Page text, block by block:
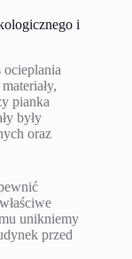
i
ocieplania
pianka
były
oraz
unikniemy
przed